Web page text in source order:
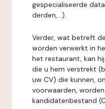
gespecialiseerde
derden,...).
Verder, wat betreft
worden verwerkt in
het restaurant, kan
die u hem verstrekt
uw CV) die kunnen,
voorwaarden,
kandidatenbestand